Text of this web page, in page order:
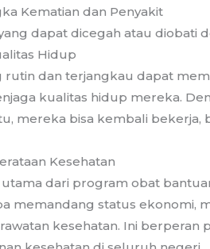
Kematian dan Penyakit
dapat dicegah atau diobati
Hidup
rutin dan terjangkau dapat
kualitas hidup mereka.
mereka bisa kembali bekerja,
Kesehatan
utama dari program obat
memandang status ekonomi,
kesehatan. Ini berperan